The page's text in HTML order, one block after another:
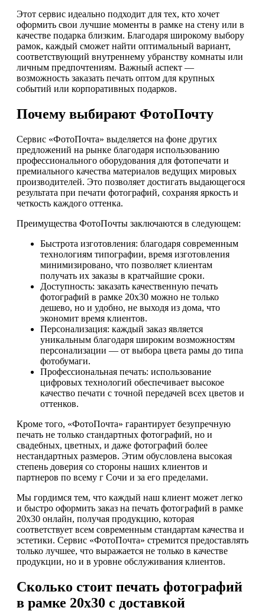
Этот сервис идеально подходит для тех, кто хочет
оформить свои лучшие моменты в рамке на стену или в
качестве подарка близким. Благодаря широкому выбору
рамок, каждый сможет найти оптимальный вариант,
соответствующий внутреннему убранству комнаты или
личным предпочтениям. Важный аспект —
возможность заказать печать оптом для крупных
событий или корпоративных подарков.
Почему выбирают ФотоПочту
Сервис «ФотоПочта» выделяется на фоне других
предложений на рынке благодаря использованию
профессионального оборудования для фотопечати и
премиального качества материалов ведущих мировых
производителей. Это позволяет достигать выдающегося
результата при печати фотографий, сохраняя яркость и
четкость каждого оттенка.
Преимущества ФотоПочты заключаются в следующем:
Быстрота изготовления: благодаря современным
технологиям типографии, время изготовления
минимизировано, что позволяет клиентам
получать их заказы в кратчайшие сроки.
Доступность: заказать качественную печать
фотографий в рамке 20х30 можно не только
дешево, но и удобно, не выходя из дома, что
экономит время клиентов.
Персонализация: каждый заказ является
уникальным благодаря широким возможностям
персонализации — от выбора цвета рамы до типа
фотобумаги.
Профессиональная печать: использование
цифровых технологий обеспечивает высокое
качество печати с точной передачей всех цветов и
оттенков.
Кроме того, «ФотоПочта» гарантирует безупречную
печать не только стандартных фотографий, но и
свадебных, цветных, и даже фотографий более
нестандартных размеров. Этим обусловлена высокая
степень доверия со стороны наших клиентов и
партнеров по всему г Сочи и за его пределами.
Мы гордимся тем, что каждый наш клиент может легко
и быстро оформить заказ на печать фотографий в рамке
20х30 онлайн, получая продукцию, которая
соответствует всем современным стандартам качества и
эстетики. Сервис «ФотоПочта» стремится предоставлять
только лучшее, что выражается не только в качестве
продукции, но и в уровне обслуживания клиентов.
Сколько стоит печать фотографий
в рамке 20х30 с доставкой